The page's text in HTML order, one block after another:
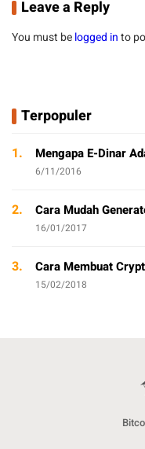
Leave a Reply
You must belogged into
Terpopuler
1. Mengapa E-Dinar
6/11/2016
2. Cara Mudah
16/01/2017
3. Cara Membuat
15/02/2018